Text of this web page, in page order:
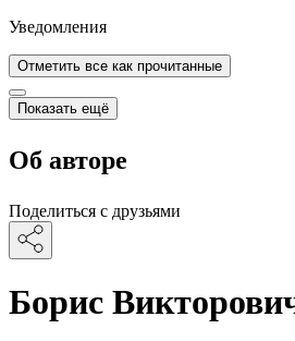
Уведомления
Отметить все как прочитанные
Показать ещё
Об авторе
Поделиться с друзьями
Борис